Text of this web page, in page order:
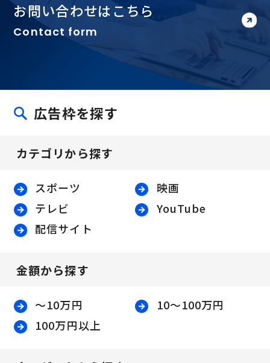
お問い合わせはこちら
Contact form
広告枠を探す
カテゴリから探す
スポーツ
映画
テレビ
YouTube
配信サイト
金額から探す
〜10万円
10〜100万円
100万円以上